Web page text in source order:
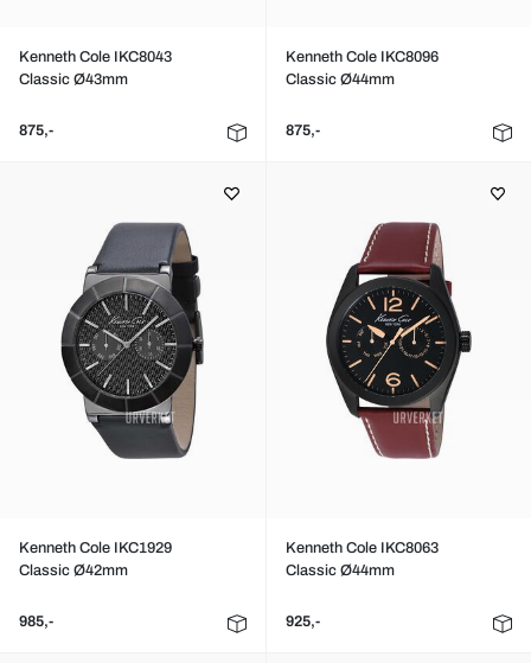
Kenneth Cole IKC8043
Classic Ø43mm
875,-
Kenneth Cole IKC8096
Classic Ø44mm
875,-
Kenneth Cole IKC1929
Classic Ø42mm
985,-
Kenneth Cole IKC8063
Classic Ø44mm
925,-